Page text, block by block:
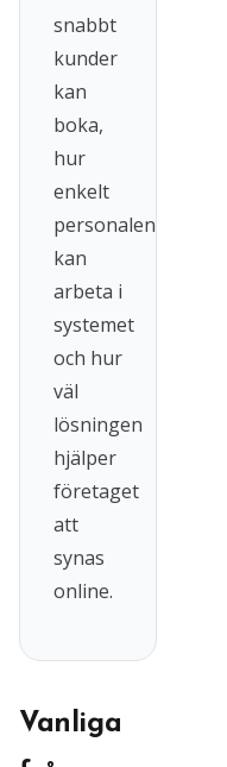
snabbt
kunder
kan
boka,
hur
enkelt
personalen
kan
arbeta i
systemet
och hur
väl
lösningen
hjälper
företaget
att
synas
online.
Vanliga